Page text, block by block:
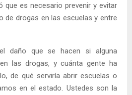
que es necesario prevenir y evitar
de drogas en las escuelas y entre
daño que se hacen si alguna
las drogas, y cuánta gente ha
de qué serviría abrir escuelas o
en el estado. Ustedes son la